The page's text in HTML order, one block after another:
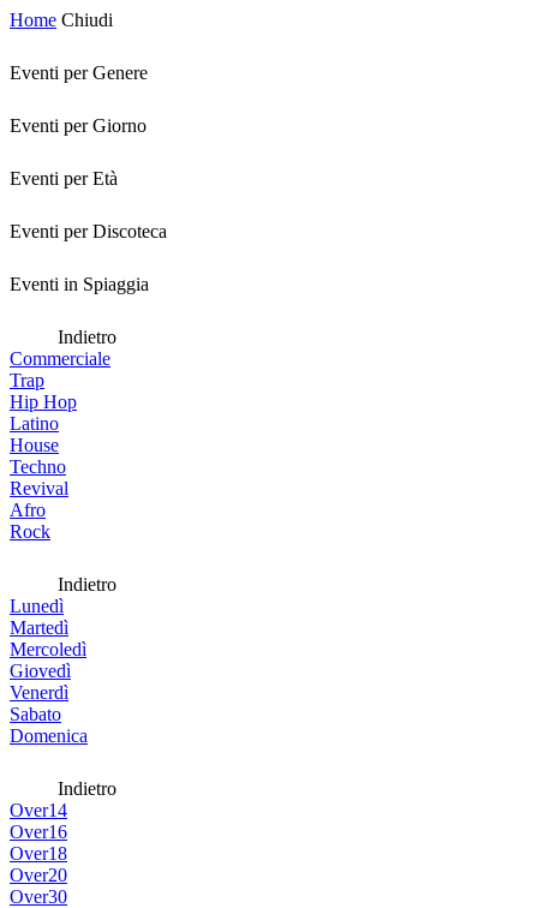
Home Chiudi
Eventi per Genere
Eventi per Giorno
Eventi per Età
Eventi per Discoteca
Eventi in Spiaggia
Indietro
Commerciale
Trap
Hip Hop
Latino
House
Techno
Revival
Afro
Rock
Indietro
Lunedì
Martedì
Mercoledì
Giovedì
Venerdì
Sabato
Domenica
Indietro
Over14
Over16
Over18
Over20
Over30